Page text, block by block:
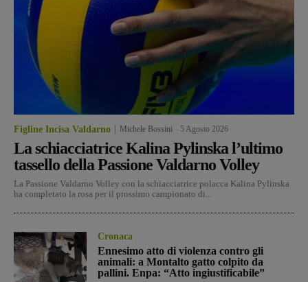
Figline Incisa Valdarno Michele Bossini 5 Agosto 2026
La schiacciatrice Kalina Pylinska l’ultimo
tassello della Passione Valdarno Volley
La Passione Valdarno Volley con la schiacciatrice polacca Kalina Pylinska
ha completato la rosa per il prossimo campionato di...
Cronaca
Ennesimo atto di violenza contro gli
animali: a Montalto gatto colpito da
pallini. Enpa: “Atto ingiustificabile”